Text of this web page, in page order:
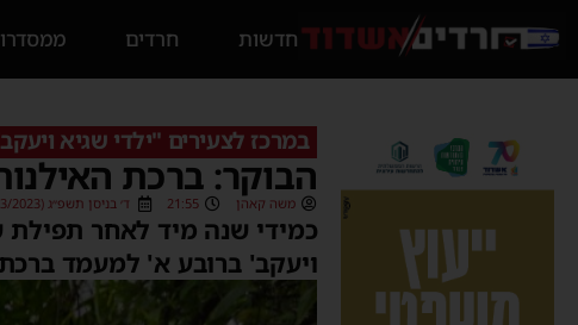
חדשות חרדים
במרכז לצעירים "ילדי שגיא
הבוקר: ברכת
משה קאהן 21:55 ד׳ בניסן תשפ״ג (26/03/2023)
כמידי שנה מיד לאחר תפילת
ויעקב' ברובע א' למעמד